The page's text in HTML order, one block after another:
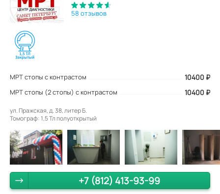
58 отзывов
МРТ стопы с контрастом 10400 ₽
МРТ стопы (2 стопы) с контрастом 10400 ₽
ул. Пражская, д. 38, литер Б.
Томограф: 1,5 Тл полуоткрытый
+7 (812) 413-93-99